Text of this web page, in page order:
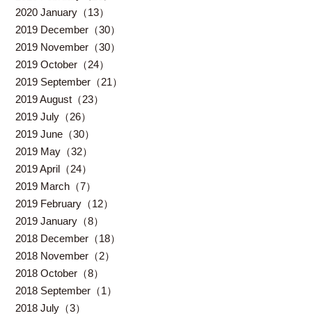
2020 January（13）
2019 December（30）
2019 November（30）
2019 October（24）
2019 September（21）
2019 August（23）
2019 July（26）
2019 June（30）
2019 May（32）
2019 April（24）
2019 March（7）
2019 February（12）
2019 January（8）
2018 December（18）
2018 November（2）
2018 October（8）
2018 September（1）
2018 July（3）